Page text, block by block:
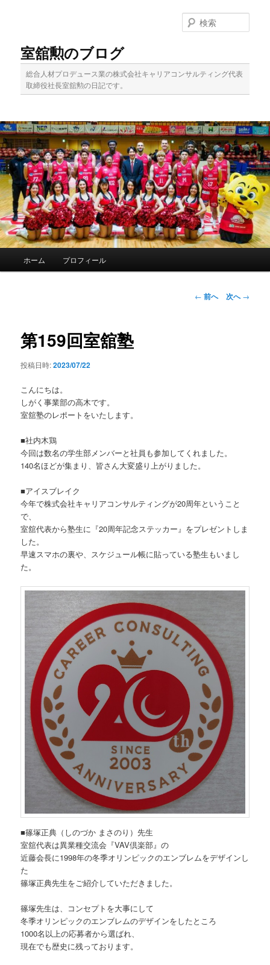
移
動
室舘勲のブログ
総合人材プロデュース業の株式会社キャリアコンサルティング代表
取締役社長室舘勲の日記です。
索
ホーム プロフィール
投← 前へ 次へ→
第159回室舘塾
投稿日時:2023/07/22
こんにちは。
しがく事業部の高木です。
室舘塾のレポートをいたします。
■社内木鶏
今回は数名の学生部メンバーと社員も参加してくれました。
140名ほどが集まり、皆さん大変盛り上がりました。
■アイスブレイク
今年で株式会社キャリアコンサルティングが20周年ということ
で、
室舘代表から塾生に『20周年記念ステッカー』をプレゼントしま
した。
早速スマホの裏や、スケジュール帳に貼っている塾生もいまし
た。
■篠塚正典（しのづか まさのり）先生
室舘代表は異業種交流会『VAV倶楽部』の
近藤会長に1998年の冬季オリンピックのエンブレムをデザインし
た
篠塚正典先生をご紹介していただきました。
篠塚先生は、コンセプトを大事にして
冬季オリンピックのエンブレムのデザインをしたところ
1000名以上の応募者から選ばれ、
現在でも歴史に残っております。